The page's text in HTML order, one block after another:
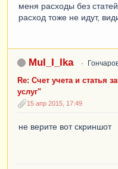
меня расходы без
расход тоже не идут,
MuI_I_Ika
Re: Счет учета и статья
услуг"
15 апр 2015, 17:49
не верите вот скриншот